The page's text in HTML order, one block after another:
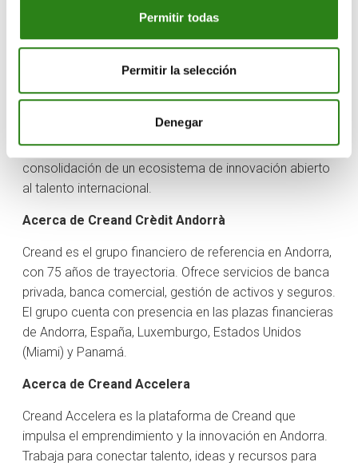
Permitir todas
Permitir la selección
Denegar
Andorra Open Valley es una iniciativa que se enmarca
dentro de Creand Accelera, la plataforma de Creand
dedicada a impulsar el emprendimiento y la innovación
refuerza su compromiso con la diversificación
económica, la colaboración entre sectores y la
consolidación de un ecosistema de innovación abierto
al talento internacional.
Acerca de Creand Crèdit Andorrà
Creand es el grupo financiero de referencia en Andorra,
con 75 años de trayectoria. Ofrece servicios de banca
privada, banca comercial, gestión de activos y seguros.
El grupo cuenta con presencia en las plazas financieras
de Andorra, España, Luxemburgo, Estados Unidos
(Miami) y Panamá.
Acerca de Creand Accelera
Creand Accelera es la plataforma de Creand que
impulsa el emprendimiento y la innovación en Andorra.
Trabaja para conectar talento, ideas y recursos para